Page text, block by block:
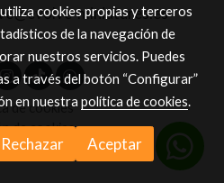
miniatures.es
de cookies
de cookies
utiliza cookies propias y terceros
de la navegación de
nuestros servicios. Puedes
a través del botón “Configurar”
en nuestra política de cookies.
Rechazar Aceptar